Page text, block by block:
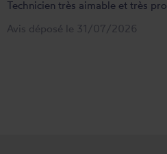
Technicien très aimable et très pro
Avis déposé le 31/07/2026